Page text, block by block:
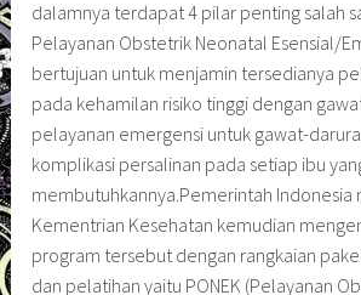
dalamnya terdapat 4 pilar penting salah
Pelayanan Obstetrik Neonatal Esensial/
bertujuan untuk menjamin tersedianya
pada kehamilan risiko tinggi dengan
pelayanan emergensi untuk gawat-
komplikasi persalinan pada setiap ibu
membutuhkannya.Pemerintah Indonesia
Kementrian Kesehatan kemudian
program tersebut dengan rangkaian
dan pelatihan yaitu PONEK (Pelayanan